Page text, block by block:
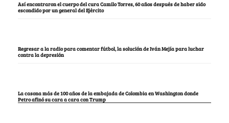
Así encontraron el cuerpo del cura Camilo Torres, 60 años después de haber sido
escondido por un general del Ejército
Regresar a la radio para comentar fútbol, la solución de Iván Mejía para luchar
contra la depresión
La casona más de 100 años de la embajada de Colombia en Washington donde
Petro afinó su cara a cara con Trump